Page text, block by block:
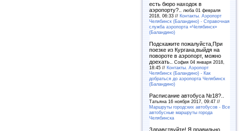
есть бюро находок в
аэропорту?..
люба 01 февраля
2018, 06:33 // Контакты. Аэропорт
Челябинск (Баландино) - Справочная
служба аэропорта «Челябинск»
(Баландино)
Подскажите пожалуйста,При
поезке из Кургана,выйдя на
повороте в аэропорт, можно
доехать.. София 04 января 2018,
18:45 // Контакты. Аэропорт
Челябинск (Баландино) - Как
добраться до аэропорта Челябинск
(Баландино)
Расписание автобуса №18?..
Татьяна 16 ноября 2017, 09:47 //
Маршруты городских автобусов - Все
автобусные маршруты города
Челябинска
Здравствуйте! Я правильно